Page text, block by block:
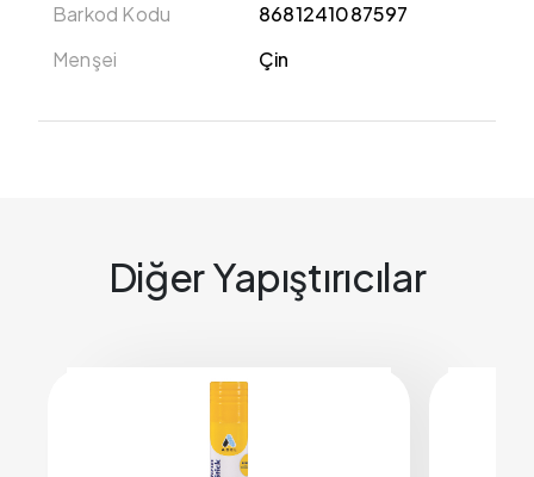
Barkod Kodu
8681241087597
Menşei
Çin
Diğer Yapıştırıcılar